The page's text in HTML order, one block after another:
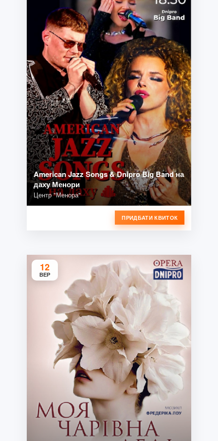
American Jazz Songs & Dnipro Big Band на
даху Менори
Центр "Менора"
ПРИДБАТИ КВИТОК
12
ВЕР